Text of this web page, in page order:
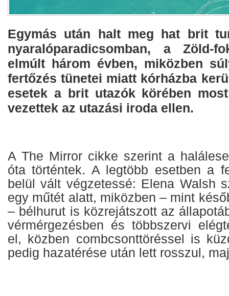
​Egymás után halt meg hat brit
nyaralóparadicsomban, a Zöld-
elmúlt három évben, miközben
fertőzés tünetei miatt kórházba
esetek a brit utazók körében
vezettek az utazási iroda ellen.
A The Mirror cikke szerint a
óta történtek. A legtöbb esetben a
belül vált végzetessé: Elena Walsh
egy műtét alatt, miközben – mint
– bélhurut is közrejátszott az
vérmérgezésben és többszervi
el, közben combcsonttöréssel is
pedig hazatérése után lett rosszul,